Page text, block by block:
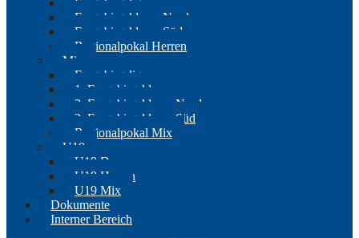
Erzgebirgsliga
Erzgebirgsklasse Nord
Erzgebirgsklasse Süd
Regionalpokal Herren
Mix
Erzgebirgsliga
1. Erzgebirgsklasse
2. Erzgebirgsklasse Nord
2. Erzgebirgsklasse Süd
Regionalpokal Mix
U19
U19 Damen
U19 Herren
U19 Mix
Dokumente
Interner Bereich